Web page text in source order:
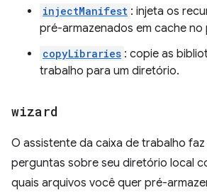
injectManifest : injeta os
pré-armazenados em cache no
copyLibraries : copie as
trabalho para um diretório.
wizard
O assistente da caixa de trabalho faz
perguntas sobre seu diretório local
quais arquivos você quer pré-